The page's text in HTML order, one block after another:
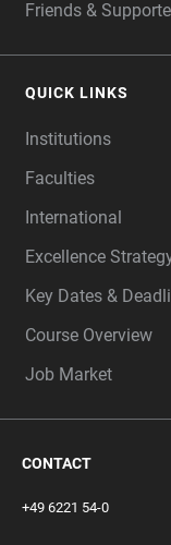
Friends &
QUICK LINKS
Institutions
Faculties
International
Excellence
Key Dates &
Course Overview
Job Market
CONTACT
+49 6221 54-0